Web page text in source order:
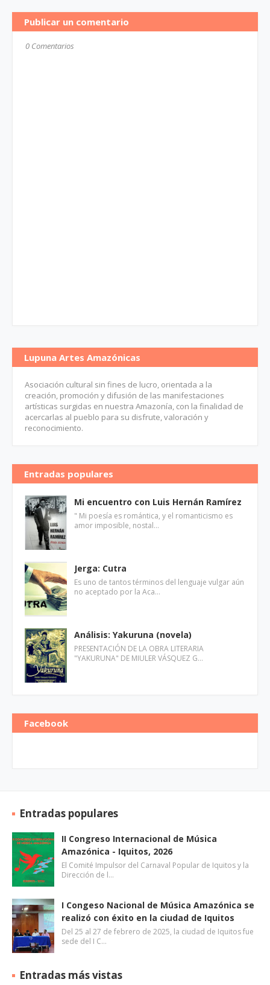
Publicar un comentario
0 Comentarios
Lupuna Artes Amazónicas
Asociación cultural sin fines de lucro, orientada a la
creación, promoción y difusión de las manifestaciones
artísticas surgidas en nuestra Amazonía, con la finalidad de
acercarlas al pueblo para su disfrute, valoración y
reconocimiento.
Entradas populares
Mi encuentro con Luis Hernán Ramírez
" Mi poesía es romántica, y el romanticismo es
amor imposible, nostal…
Jerga: Cutra
Es uno de tantos términos del lenguaje vulgar aún
no aceptado por la Aca…
Análisis: Yakuruna (novela)
PRESENTACIÓN DE LA OBRA LITERARIA
"YAKURUNA" DE MIULER VÁSQUEZ G…
Facebook
Entradas populares
II Congreso Internacional de Música
Amazónica - Iquitos, 2026
El Comité Impulsor del Carnaval Popular de Iquitos y la
Dirección de l…
I Congeso Nacional de Música Amazónica se
realizó con éxito en la ciudad de Iquitos
Del 25 al 27 de febrero de 2025, la ciudad de Iquitos fue
sede del I C…
Entradas más vistas